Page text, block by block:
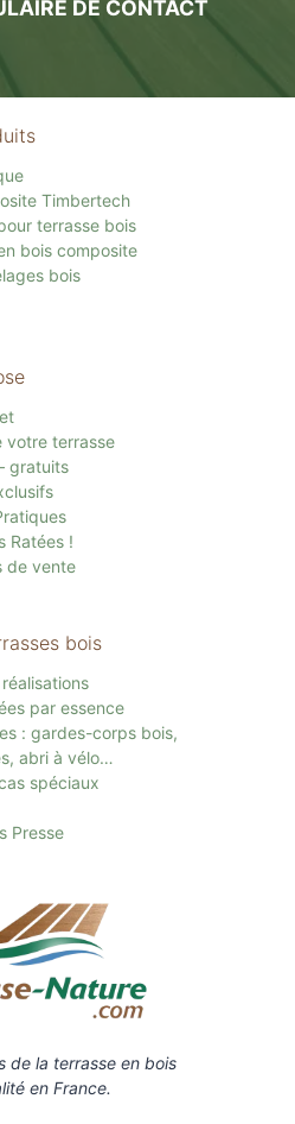
DE CONTACT
Timbertech
terrasse bois
bois composite
bois
votre terrasse
gratuits
Ratées !
de vente
bois
par essence
: gardes-corps bois,
abri à vélo…
spéciaux
Presse
de la terrasse en bois
en France.